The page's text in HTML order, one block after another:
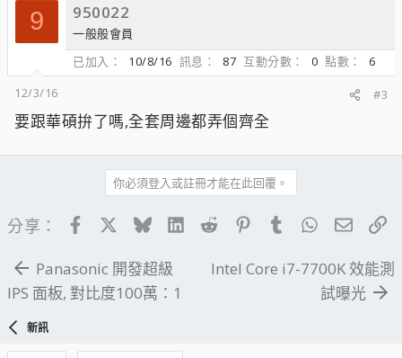
9 950022
一般般會員
已加入
10/8/16 訊息 87 互動分數 0 點數
6
12/3/16
#3
要跟華碩拚了嗎,全套周邊都弄個齊全
你必須登入或註冊才能在此回覆。
分享： FacebookBlueskyLinkedIn
Reddit PinterestTumblrWhatsApp
電子
Panasonic 開發超級
IPS 面板, 對比度100萬：1
Intel Core i7-7700K 效能測
試曝光
新訊